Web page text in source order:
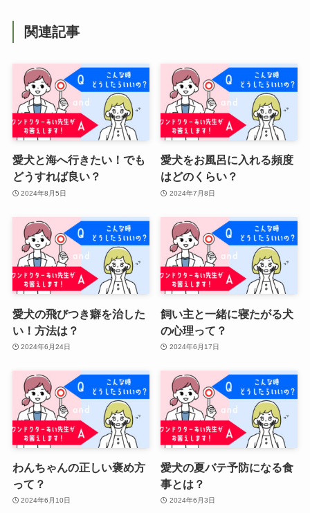
関連記事
愛犬と海へ行きたい！でも
どうすれば良い？
2024年8月5日
愛犬をお風呂に入れる頻度
はどのくらい？
2024年7月8日
愛犬の飛びつき癖を治した
い！方法は？
2024年6月24日
飼い主と一緒に寝たがる犬
の心理って？
2024年6月17日
わんちゃんの正しい褒め方
って？
2024年6月10日
愛犬の夏バテ予防になる食
事とは？
2024年6月3日